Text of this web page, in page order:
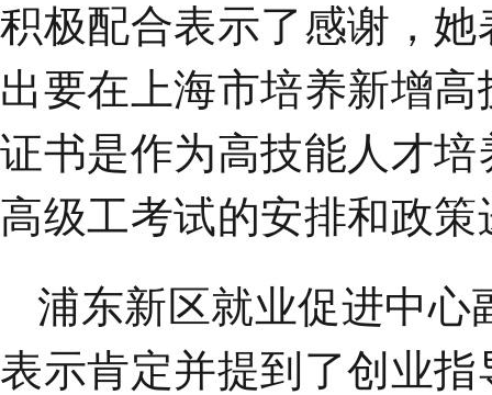
积极配合表示了感谢，
出要在上海市培养新增高
证书是作为高技能人才
高级工考试的安排和政
浦东新区就业促进中心
表示肯定并提到了创业